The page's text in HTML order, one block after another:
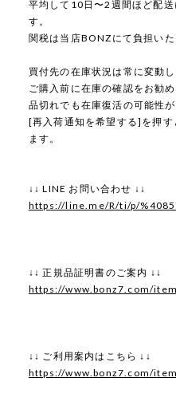
平均して10日〜2週間ほど配
す。
関税は当店BONZにて負担いた
買付先の在庫状況は常に変動し
ご購入前に在庫の確認をお勧め
品切れでも在庫復活の可能性
[再入荷通知を希望する]を押
ます。
↓↓ LINE お問い合わせ ↓↓
https://line.me/R/ti/p/
↓↓ 正規品証明書のご案内 ↓↓
https://www.bonz7.com/
↓↓ ご利用案内はこちら ↓↓
https://www.bonz7.com/